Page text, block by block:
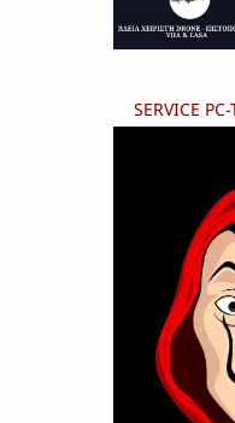
SERVICE